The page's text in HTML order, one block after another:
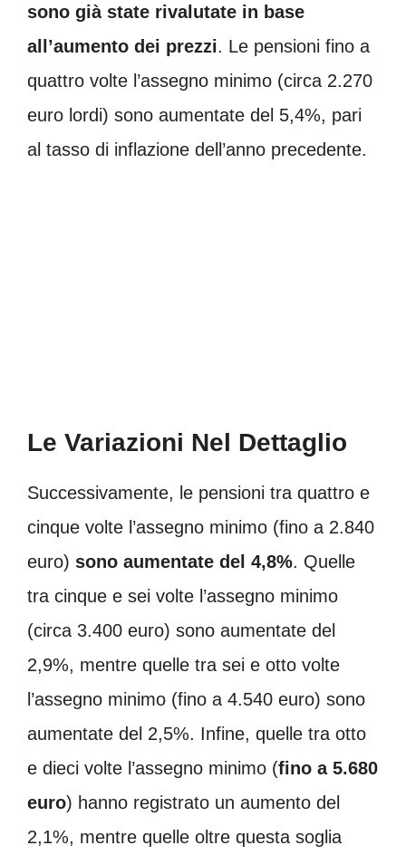
sono già state rivalutate in base
all’aumento dei prezzi. Le pensioni fino a
quattro volte l’assegno minimo (circa 2.270
euro lordi) sono aumentate del 5,4%, pari
al tasso di inflazione dell’anno precedente.
Le Variazioni Nel Dettaglio
Successivamente, le pensioni tra quattro e
cinque volte l’assegno minimo (fino a 2.840
euro) sono aumentate del 4,8%. Quelle
tra cinque e sei volte l’assegno minimo
(circa 3.400 euro) sono aumentate del
2,9%, mentre quelle tra sei e otto volte
l’assegno minimo (fino a 4.540 euro) sono
aumentate del 2,5%. Infine, quelle tra otto
e dieci volte l’assegno minimo (fino a 5.680
euro) hanno registrato un aumento del
2,1%, mentre quelle oltre questa soglia